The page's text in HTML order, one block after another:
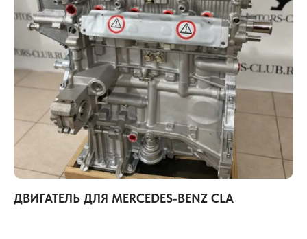
ДВИГАТЕЛЬ ДЛЯ MERCEDES-BENZ CLA